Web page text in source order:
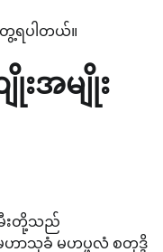
ေ့ရပါတယ်။
းအမျိုး
မီးတို့သည်
ာသုခံ မဟပ္ဖလံ စတုဒ္ဒိ